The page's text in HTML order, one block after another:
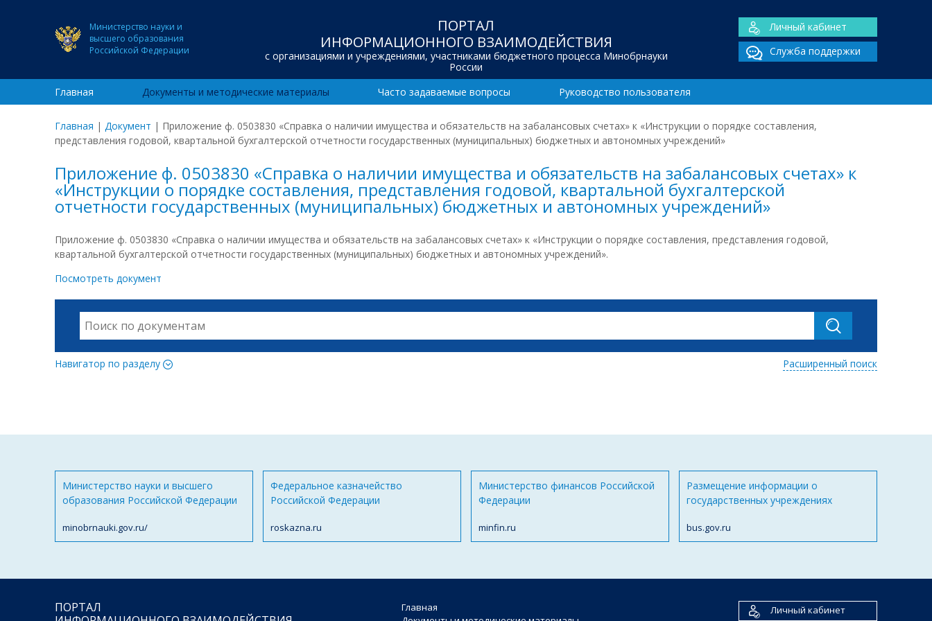
Министерство науки и
высшего образования
Российской Федерации
ПОРТАЛ
ИНФОРМАЦИОННОГО ВЗАИМОДЕЙСТВИЯ
с организациями и учреждениями, участниками бюджетного процесса Минобрнауки
России
Личный кабинет
Служба поддержки
Главная Документы и методические материалы Часто задаваемые вопросы Руководство пользователя
Главная | Документ | Приложение ф. 0503830 «Справка о наличии имущества и обязательств на забалансовых счетах» к «Инструкции о порядке составления,
представления годовой, квартальной бухгалтерской отчетности государственных (муниципальных) бюджетных и автономных учреждений»
Приложение ф. 0503830 «Справка о наличии имущества и обязательств на забалансовых счетах» к
«Инструкции о порядке составления, представления годовой, квартальной бухгалтерской
отчетности государственных (муниципальных) бюджетных и автономных учреждений»
Приложение ф. 0503830 «Справка о наличии имущества и обязательств на забалансовых счетах» к «Инструкции о порядке составления, представления годовой,
квартальной бухгалтерской отчетности государственных (муниципальных) бюджетных и автономных учреждений».
Посмотреть документ
Навигатор по разделу Расширенный поиск
Министерство науки и высшего
образования Российской Федерации
minobrnauki.gov.ru/
Федеральное казначейство
Российской Федерации
roskazna.ru
Министерство финансов Российской
Федерации
minfin.ru
Размещение информации о
государственных учреждениях
bus.gov.ru
ПОРТАЛ
Главная
Личный кабинет